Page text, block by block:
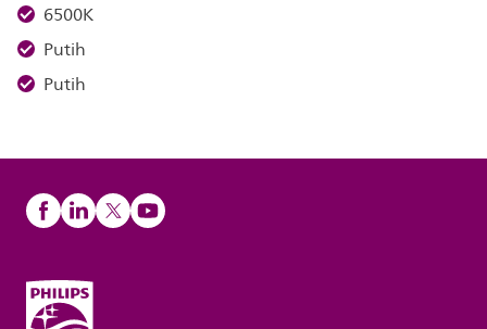
6500K
Putih
Putih